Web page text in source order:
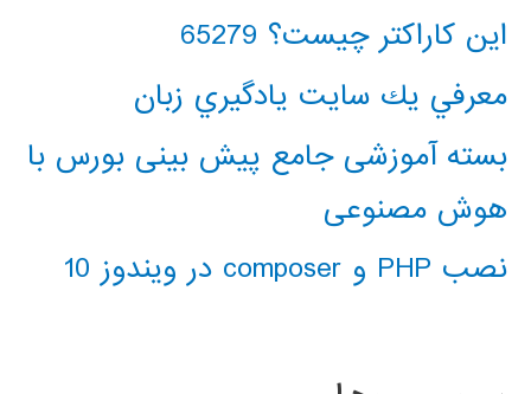
این کاراکتر چیست؟ 65279
معرفي يك سايت يادگيري زبان
بسته آموزشی جامع پیش بینی بورس با
هوش مصنوعی
نصب PHP و composer در ویندوز 10